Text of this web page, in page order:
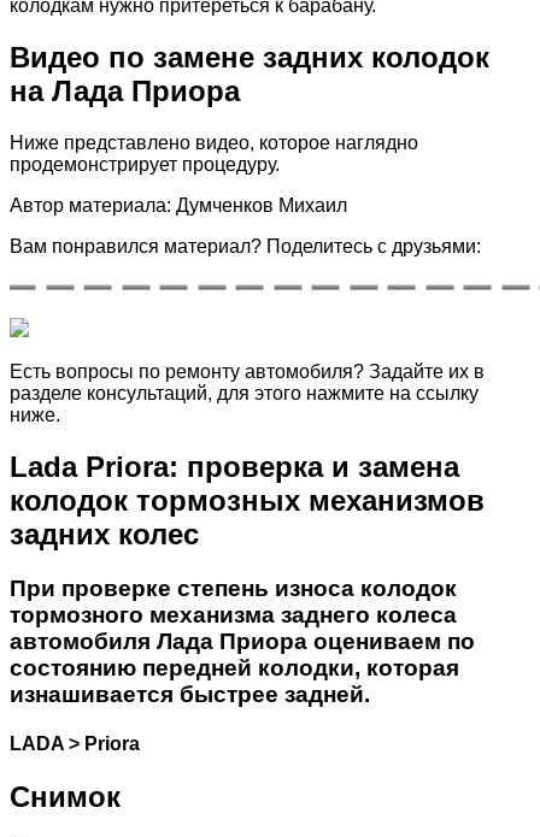
колодкам нужно притереться к барабану.
Видео по замене задних колодок
на Лада Приора
Ниже представлено видео, которое наглядно
продемонстрирует процедуру.
Автор материала: Думченков Михаил
Вам понравился материал? Поделитесь с друзьями:
Есть вопросы по ремонту автомобиля? Задайте их в
разделе консультаций, для этого нажмите на ссылку
ниже.
Lada Priora: проверка и замена
колодок тормозных механизмов
задних колес
При проверке степень износа колодок
тормозного механизма заднего колеса
автомобиля Лада Приора оцениваем по
состоянию передней колодки, которая
изнашивается быстрее задней.
LADA > Priora
Снимок